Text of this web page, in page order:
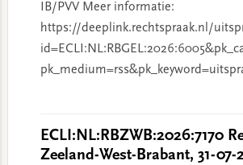
IB/PVV Meer informatie:
https://deeplink.rechtspraak.nl/
ECLI:NL:RBZWB:2026:7170
Zeeland-West-Brabant, 31-07-